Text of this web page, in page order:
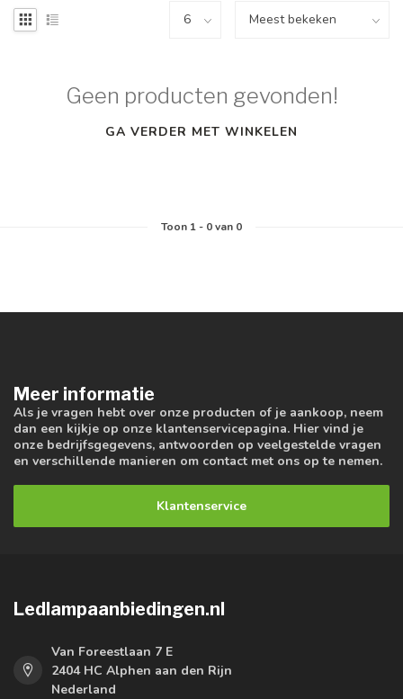
Geen producten gevonden!
GA VERDER MET WINKELEN
Toon 1- 0van 0
Meer informatie
Als je vragen hebt over onze producten of je aankoop, neem
dan een kijkje op onze klantenservicepagina. Hier vind je
onze bedrijfsgegevens, antwoorden op veelgestelde vragen
en verschillende manieren om contact met ons op te nemen.
Klantenservice
Ledlampaanbiedingen.nl
Van Foreestlaan 7 E
2404 HC Alphen aan den Rijn
Nederland